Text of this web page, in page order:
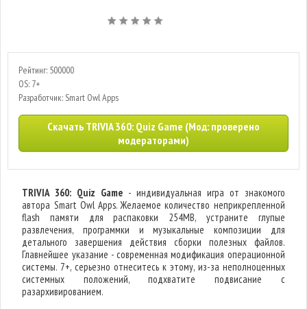
Рейтинг: 500000
OS: 7+
Разработчик: Smart Owl Apps
Скачать TRIVIA 360: Quiz Game (Мод: проверено
модераторами)
TRIVIA 360: Quiz Game - индивидуальная игра от знакомого
автора Smart Owl Apps. Желаемое количество неприкрепленной
flash памяти для распаковки 254MB, устраните глупые
развлечения, программки и музыкальные композиции для
детального завершения действия сборки полезных файлов.
Главнейшее указание - современная модификация операционной
системы. 7+, серьезно отнеситесь к этому, из-за неполноценных
системных положений, подхватите подвисание с
разархивированием.